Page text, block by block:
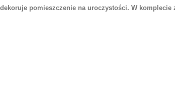
pomieszczenie na uroczystości. W komplecie